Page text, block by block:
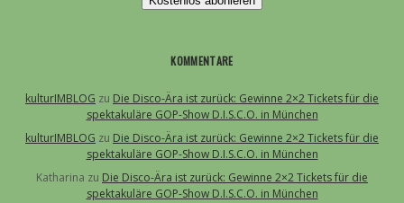
KOMMENTARE
kulturIMBLOG zu Die Disco-Ära ist zurück: Gewinne 2×2 Tickets für die
spektakuläre GOP-Show D.I.S.C.O. in München
kulturIMBLOG zu Die Disco-Ära ist zurück: Gewinne 2×2 Tickets für die
spektakuläre GOP-Show D.I.S.C.O. in München
Katharina zu Die Disco-Ära ist zurück: Gewinne 2×2 Tickets für die
spektakuläre GOP-Show D.I.S.C.O. in München